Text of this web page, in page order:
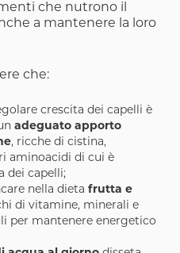
che nutrono il
a mantenere la loro
che:
crescita dei capelli è
adeguato apporto
, ricche di cistina,
aminoacidi di cui è
dei capelli;
nella dieta frutta e
di vitamine, minerali e
per mantenere energetico